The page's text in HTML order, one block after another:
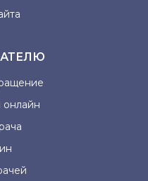
онлайн